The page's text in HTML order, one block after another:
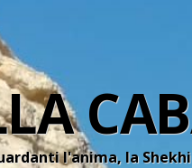
l'anima, la